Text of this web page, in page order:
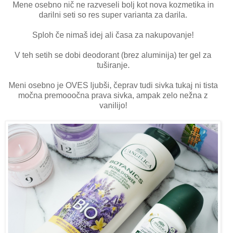
Mene osebno nič ne razveseli bolj kot nova kozmetika in
darilni seti so res super varianta za darila.
Sploh če nimaš idej ali časa za nakupovanje!
V teh setih se dobi deodorant (brez aluminija) ter gel za
tuširanje.
Meni osebno je OVES ljubši, čeprav tudi sivka tukaj ni tista
močna premooočna prava sivka, ampak zelo nežna z
vanilijo!